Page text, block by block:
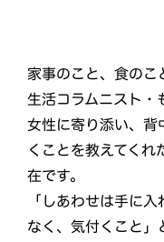
家事のこと、食のこ
生活コラムニスト・
女性に寄り添い、背
くことを教えてくれ
在です。
「しあわせは手に
なく、気付くこと」